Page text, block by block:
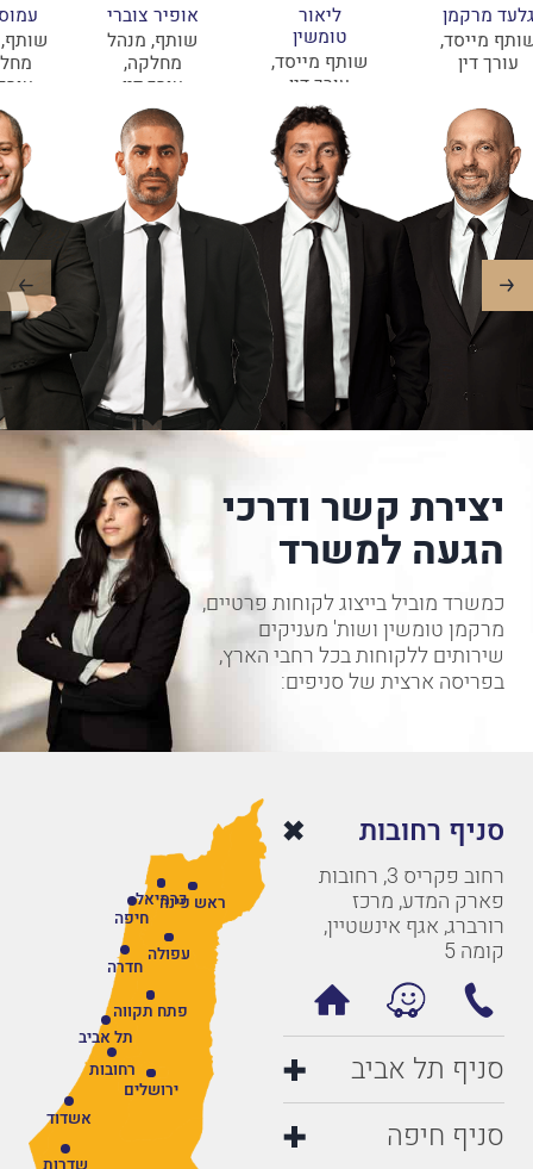
גלעד מרקמן
מייסד,
עורך דין
ליאור
טומשין
שותף מייסד,
עורך דין
אופיר צוברי
שותף, מנהל
מחלקה,
עורך דין
יצירת קשר ודרכי
הגעה למשרד
כמשרד מוביל בייצוג לקוחות פרטיים,
מרקמן טומשין ושות' מעניקים
שירותים ללקוחות בכל רחבי הארץ,
בפריסה ארצית של סניפים:
סניף רחובות
רחוב פקריס 3, רחובות
פארק המדע, מרכז
רורברג, אגף אינשטיין,
קומה 5
סניף תל אביב
סניף חיפה
רחובות
תל אביב
חיפה
ירושלים
פתח תקווה
חדרה
אשדוד
עפולה
ראש פינהכרמיאל